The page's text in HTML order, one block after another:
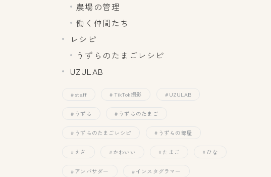
農場の管理
働く仲間たち
レシピ
うずらのたまごレシピ
UZULAB
staff TikTok撮影 UZULAB
うずら うずらのたまご
うずらのたまごレシピ うずらの部屋
えさ かわいい たまご ひな
アンバサダー インスタグラマー